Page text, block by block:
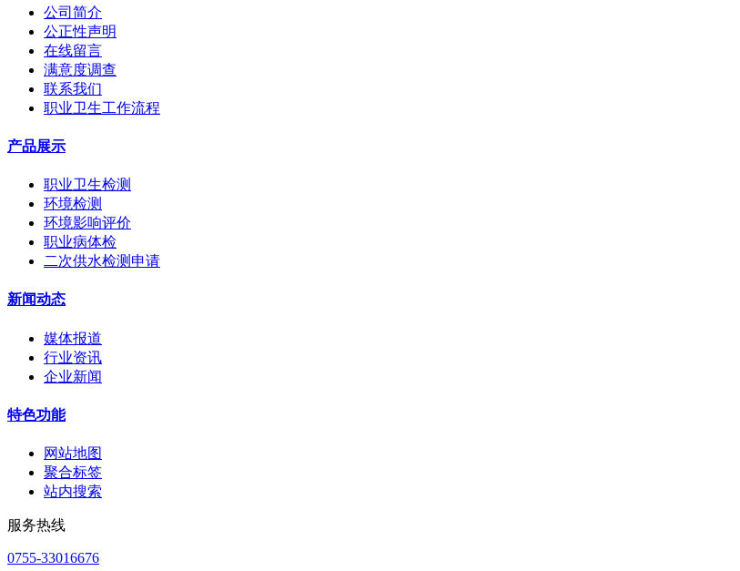
公司简介
公正性声明
在线留言
满意度调查
联系我们
职业卫生工作流程
产品展示
职业卫生检测
环境检测
环境影响评价
职业病体检
二次供水检测申请
新闻动态
媒体报道
行业资讯
企业新闻
特色功能
网站地图
聚合标签
站内搜索
服务热线
0755-33016676